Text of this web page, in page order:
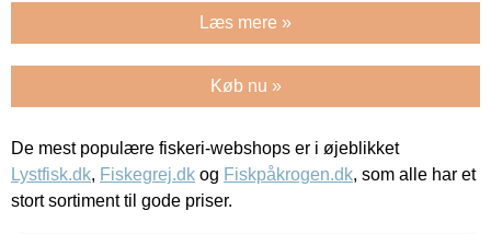
Læs mere »
Køb nu »
De mest populære fiskeri-webshops er i øjeblikket
Lystfisk.dk, Fiskegrej.dk og Fiskpåkrogen.dk, som alle har et
stort sortiment til gode priser.